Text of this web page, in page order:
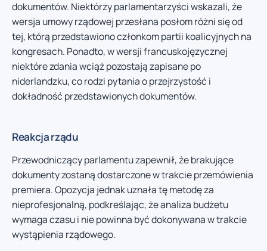
dokumentów. Niektórzy parlamentarzyści wskazali, że
wersja umowy rządowej przesłana posłom różni się od
tej, którą przedstawiono członkom partii koalicyjnych na
kongresach. Ponadto, w wersji francuskojęzycznej
niektóre zdania wciąż pozostają zapisane po
niderlandzku, co rodzi pytania o przejrzystość i
dokładność przedstawionych dokumentów.
Reakcja rządu
Przewodniczący parlamentu zapewnił, że brakujące
dokumenty zostaną dostarczone w trakcie przemówienia
premiera. Opozycja jednak uznała tę metodę za
nieprofesjonalną, podkreślając, że analiza budżetu
wymaga czasu i nie powinna być dokonywana w trakcie
wystąpienia rządowego.